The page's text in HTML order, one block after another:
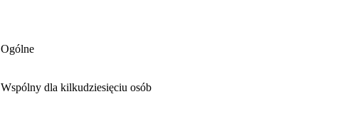
Ogólne
Wspólny dla kilkudziesięciu osób